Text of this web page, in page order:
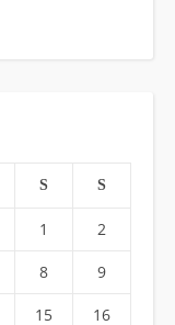
S S
1 2
8 9
15 16